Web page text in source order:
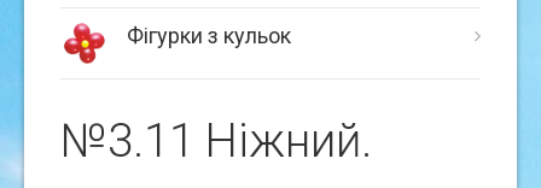
Фігурки з кульок
№3.11 Нiжний.